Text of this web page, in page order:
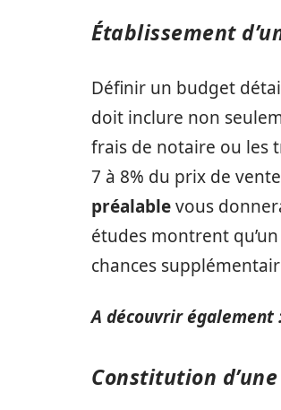
Établissement
Définir un budget
doit inclure non
frais de notaire ou les
7 à 8% du prix de
préalablevous
études montrent
chances
A découvrir également
Constitution